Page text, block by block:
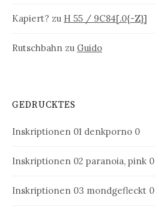
Kapiert? zu H 55 / 9C84[.0{-Z}]
Rutschbahn zu Guido
GEDRUCKTES
Inskriptionen 01 denkporno 0
Inskriptionen 02 paranoia, pink 0
Inskriptionen 03 mondgefleckt 0